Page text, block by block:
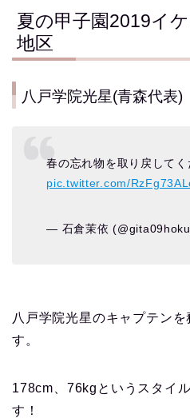
夏の甲子園2019イ
地区
八戸学院光星(青森代
春の忘れ物を取り戻してく
pic.twitter.com/
— 石倉茉依
八戸学院光星のキャプテン
す。
178cm、76kgというスタイ
す！